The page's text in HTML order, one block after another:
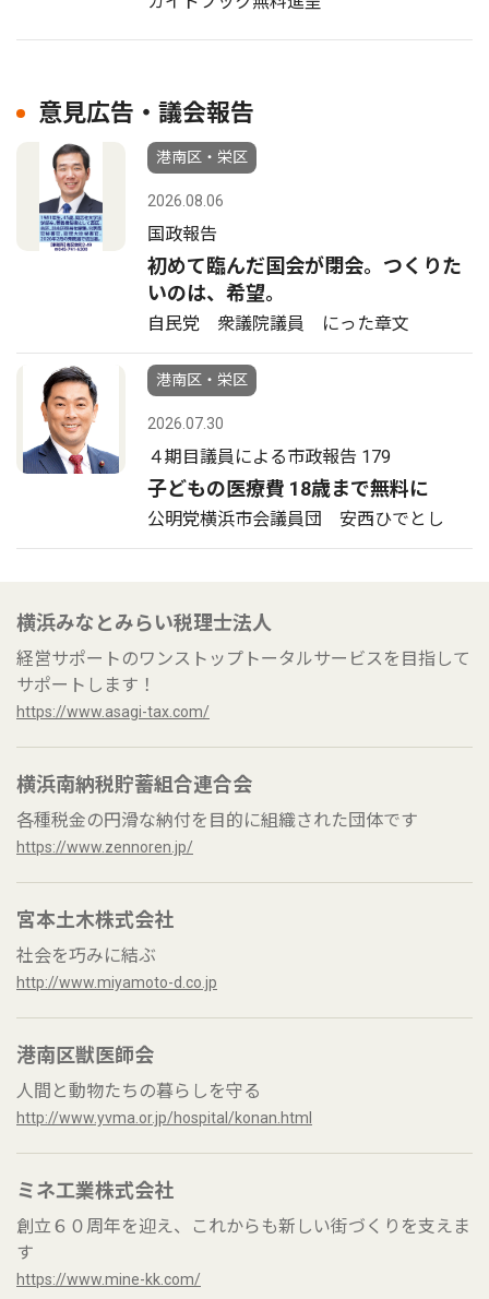
意見広告・議会報告
港南区・栄区
2026.08.06
国政報告
初めて臨んだ国会が閉会。つくりた
いのは、希望。
自民党 衆議院議員 にった章文
港南区・栄区
2026.07.30
４期目議員による市政報告 179
子どもの医療費 18歳まで無料に
公明党横浜市会議員団 安西ひでとし
横浜みなとみらい税理士法人
経営サポートのワンストップトータルサービスを目指して
サポートします！
https://www.asagi-tax.com/
横浜南納税貯蓄組合連合会
各種税金の円滑な納付を目的に組織された団体です
https://www.zennoren.jp/
宮本土木株式会社
社会を巧みに結ぶ
http://www.miyamoto-d.co.jp
港南区獣医師会
人間と動物たちの暮らしを守る
http://www.yvma.or.jp/hospital/konan.html
ミネ工業株式会社
創立６０周年を迎え、これからも新しい街づくりを支えま
す
https://www.mine-kk.com/